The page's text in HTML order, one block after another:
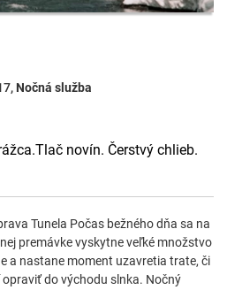
Nočná služba
novín. Čerstvý chlieb.
Tunela Počas bežného dňa sa na
premávke vyskytne veľké množstvo
a nastane moment uzavretia trate, či
do východu slnka. Nočný